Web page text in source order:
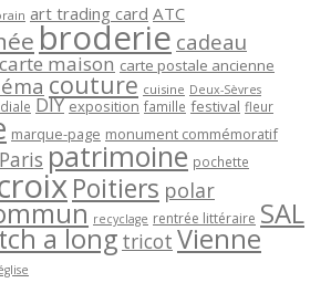
art trading card ATC
broderie cadeau
carte maison carte postale ancienne
couture cuisine Deux-Sèvres
DIY exposition famille festival fleur
marque-page monument commémoratif
Paris patrimoine pochette
Poitiers polar
recyclage rentrée littéraire SAL
a long tricot Vienne